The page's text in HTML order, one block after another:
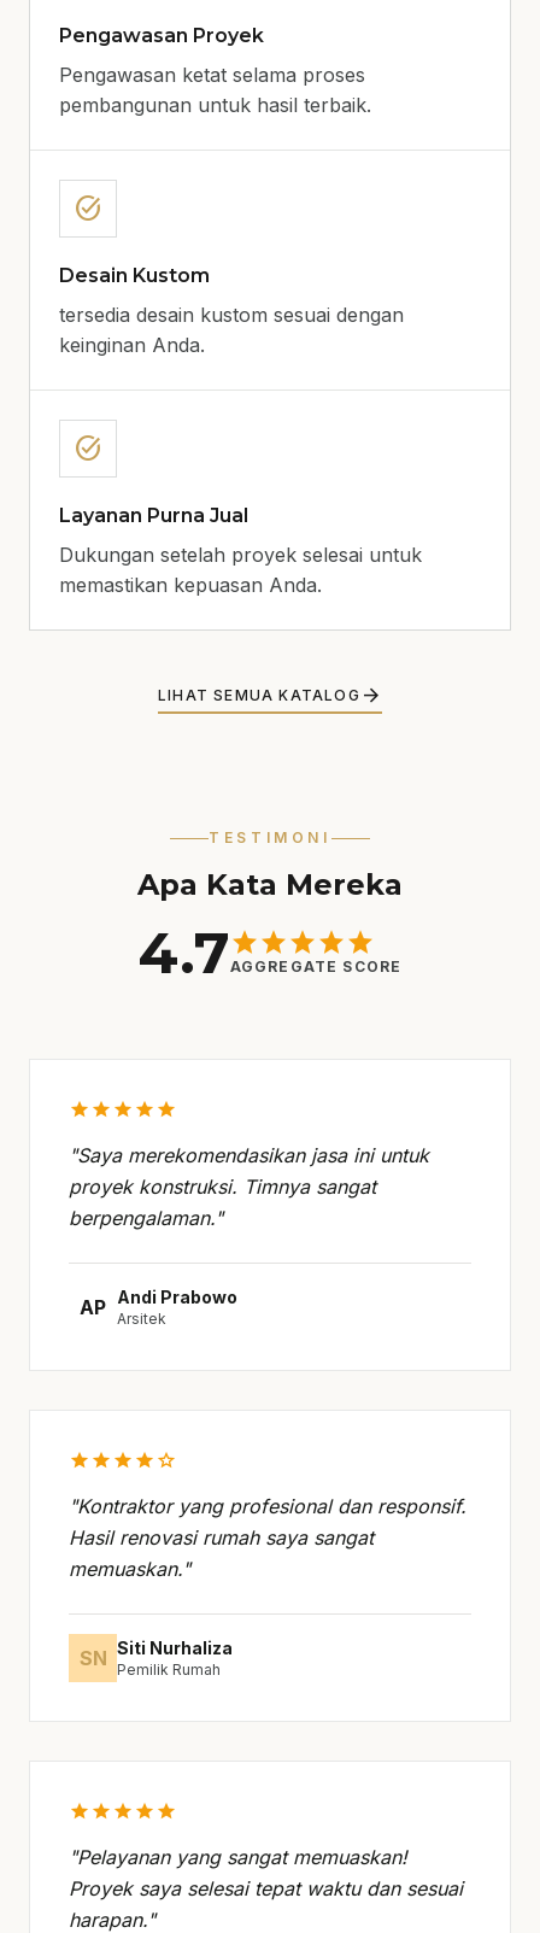
Pengawasan Proyek
Pengawasan ketat selama proses
pembangunan untuk hasil terbaik.
task_alt
Desain Kustom
tersedia desain kustom sesuai dengan
keinginan Anda.
task_alt
Layanan Purna Jual
Dukungan setelah proyek selesai untuk
memastikan kepuasan Anda.
LIHAT SEMUA KATALOG arrow_forward
TESTIMONI
Apa Kata Mereka
4.7starstarstarstarstar
AGGREGATE SCORE
starstarstarstarstar
"Saya merekomendasikan jasa ini untuk
proyek konstruksi. Timnya sangat
berpengalaman."
AP Andi Prabowo
Arsitek
starstarstarstarstar
"Kontraktor yang profesional dan responsif.
Hasil renovasi rumah saya sangat
memuaskan."
SN Siti Nurhaliza
Pemilik Rumah
starstarstarstarstar
"Pelayanan yang sangat memuaskan!
Proyek saya selesai tepat waktu dan sesuai
harapan."